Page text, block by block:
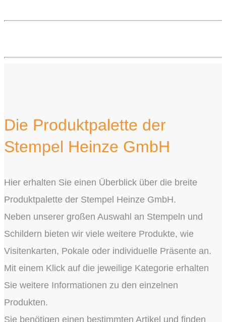
Die Produktpalette der
Stempel Heinze GmbH
Hier erhalten Sie einen Überblick über die breite
Produktpalette der Stempel Heinze GmbH.
Neben unserer großen Auswahl an Stempeln und
Schildern bieten wir viele weitere Produkte, wie
Visitenkarten, Pokale oder individuelle Präsente an.
Mit einem Klick auf die jeweilige Kategorie erhalten
Sie weitere Informationen zu den einzelnen
Produkten.
Sie benötigen einen bestimmten Artikel und finden